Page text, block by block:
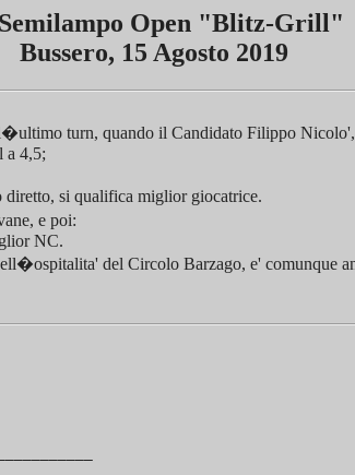
Open "Blitz-Grill"
Bussero, 15 Agosto 2019
turn, quando il Candidato Filippo Nicolo',
a 4,5;
si qualifica miglior giocatrice.
e poi:
NC.
del Circolo Barzago, e' comunque